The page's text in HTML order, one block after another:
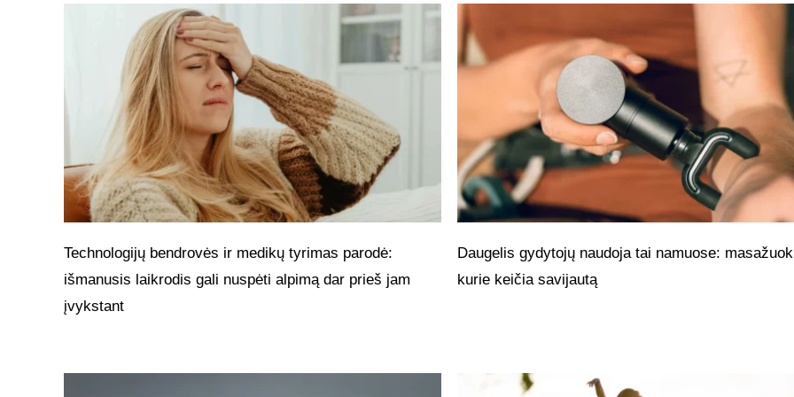
Technologijų bendrovės ir medikų tyrimas parodė:
išmanusis laikrodis gali nuspėti alpimą dar prieš jam
įvykstant
Daugelis gydytojų naudoja tai namuose:
kurie keičia savijautą